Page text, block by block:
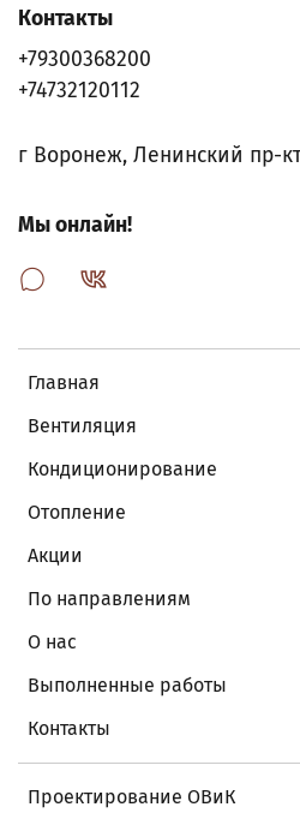
Главная
Вентиляция
Кондиционирование
Отопление
Акции
По направлениям
О нас
Выполненные работы
Контакты
Проектирование ОВиК
Контакты
+79300368200
+74732120112
г Воронеж, Ленинский пр-
Мы онлайн!